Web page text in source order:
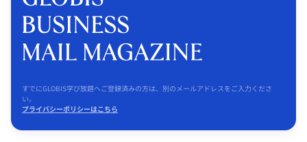
すでにGLOBIS学び放題へご登録済みの方は、別のメールアドレスをご入力くださ
い。
プライバシーポリシーはこちら